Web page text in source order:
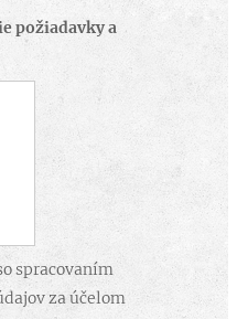
požiadavky a
spracovaním
za účelom